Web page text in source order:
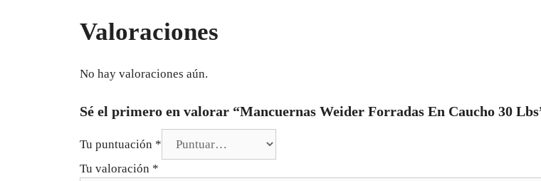
Valoraciones
No hay valoraciones aún.
Sé el primero en valorar “Mancuernas Weider Forradas En Caucho 30
Tu puntuación *
Tu valoración *